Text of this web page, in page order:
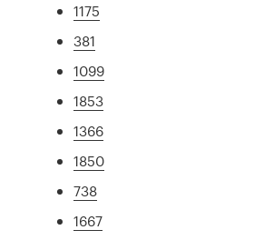
1175
381
1099
1853
1366
1850
738
1667